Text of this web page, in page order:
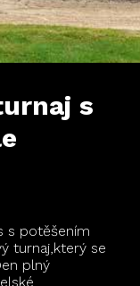
s
s potěšením
turnaj,který se